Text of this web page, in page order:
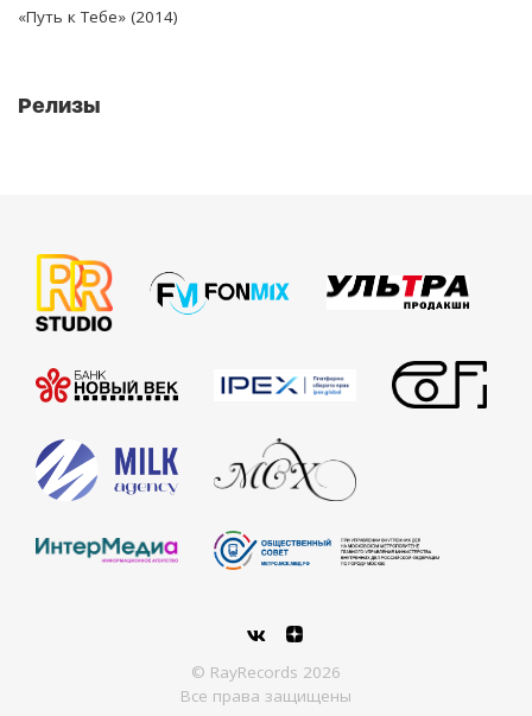
«Путь к Тебе» (2014)
Релизы
© RayRecords 2026
Все права защищены